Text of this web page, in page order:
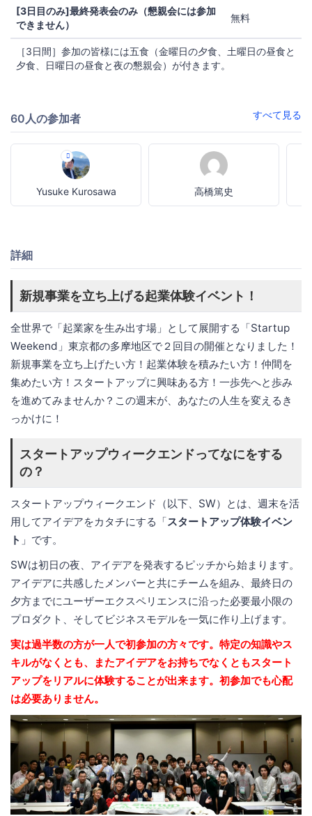
[3日目のみ]最終発表会のみ（懇親会には参加
できません）
無料
［3日間］参加の皆様には五食（金曜日の夕食、土曜日の昼食と
夕食、日曜日の昼食と夜の懇親会）が付きます。
60人の参加者 すべて見る
Yusuke Kurosawa 高橋篤史
詳細
新規事業を立ち上げる起業体験イベント！
全世界で「起業家を生み出す場」として展開する「Startup
Weekend」東京都の多摩地区で２回目の開催となりました！
新規事業を立ち上げたい方！起業体験を積みたい方！仲間を
集めたい方！スタートアップに興味ある方！一歩先へと歩み
を進めてみませんか？この週末が、あなたの人生を変えるき
っかけに！
スタートアップウィークエンドってなにをする
の？
スタートアップウィークエンド（以下、SW）とは、週末を活
用してアイデアをカタチにする「スタートアップ体験イベン
ト 」です。
SWは初日の夜、アイデアを発表するピッチから始まります。
アイデアに共感したメンバーと共にチームを組み、最終日の
夕方までにユーザーエクスペリエンスに沿った必要最小限の
プロダクト、そしてビジネスモデルを一気に作り上げます。
実は過半数の方が一人で初参加の方々です。特定の知識やス
キルがなくとも、またアイデアをお持ちでなくともスタート
アップをリアルに体験することが出来ます。初参加でも心配
は必要ありません。